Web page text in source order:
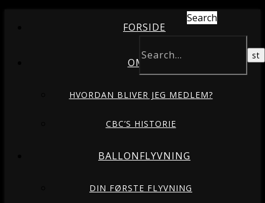
Search
FORSIDE
OM OS
HVORDAN BLIVER JEG MEDLEM?
CBC’S HISTORIE
BALLONFLYVNING
DIN FØRSTE FLYVNING